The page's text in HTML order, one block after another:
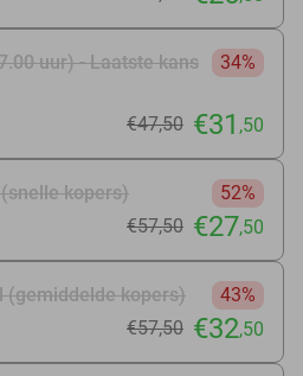
uur) - Laatste kans
34%
€47,50 €31 ,50
kopers)
52%
€57,50 €27,50
(gemiddelde kopers)
43%
€57,50 €32,50